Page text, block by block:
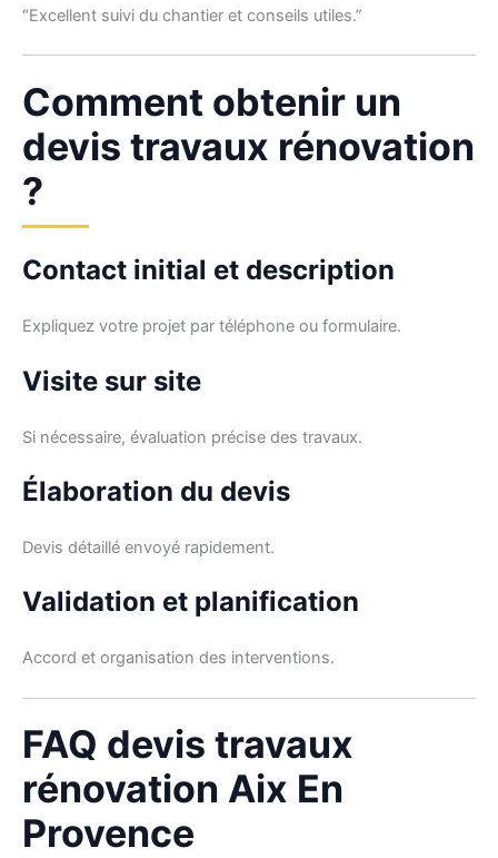
“Excellent suivi du chantier et conseils utiles.”
Comment obtenir un
devis travaux rénovation
?
Contact initial et description
Expliquez votre projet par téléphone ou formulaire.
Visite sur site
Si nécessaire, évaluation précise des travaux.
Élaboration du devis
Devis détaillé envoyé rapidement.
Validation et planification
Accord et organisation des interventions.
FAQ devis travaux
rénovation Aix En
Provence